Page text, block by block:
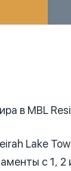
в MBL
Lake
с 1,